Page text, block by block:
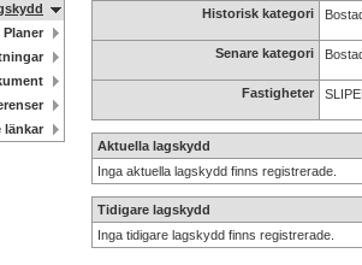
Planer
länkar
Historisk kategori
Senare kategori
Fastigheter
Aktuella lagskydd
Inga aktuella lagskydd finns registrerade.
Tidigare lagskydd
Inga tidigare lagskydd finns registrerade.